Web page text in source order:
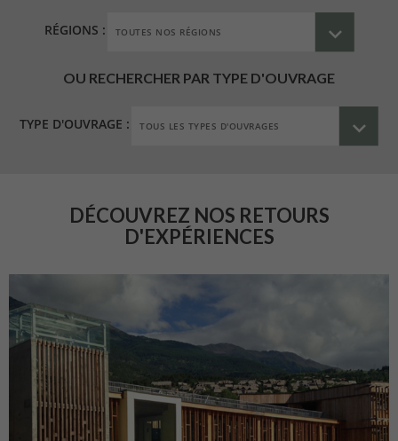
RÉGIONS :
OU RECHERCHER PAR TYPE D'OUVRAGE
TYPE D'OUVRAGE :
DÉCOUVREZ NOS RETOURS
D'EXPÉRIENCES